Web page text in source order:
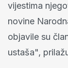
vijestima
novine
objavile su
ustaša",